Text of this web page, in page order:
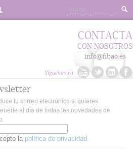
Síguenos en
CONTACTA
CON NOSOTROS
info@fibao.es
tu correo electrónico si quieres
al día de todas las novedades de
la política de privacidad